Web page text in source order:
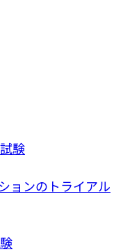
験
ョンのトライアル